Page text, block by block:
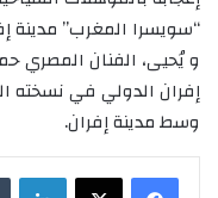
“سويسرا المغرب” مدينة
و يُحيى، الفنان المصري
إفران الدولي في نسخته
وسط مدينة إفران.
لينكدإن